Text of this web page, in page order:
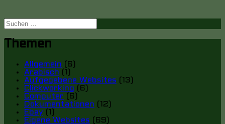
Suche
nach:
Themen
Allgemein (6)
Arabisch (1)
Aufgegebene Websites (13)
Clickworking (6)
Computer (6)
Dokumentationen (12)
Ebay (1)
Eigene Websites (69)